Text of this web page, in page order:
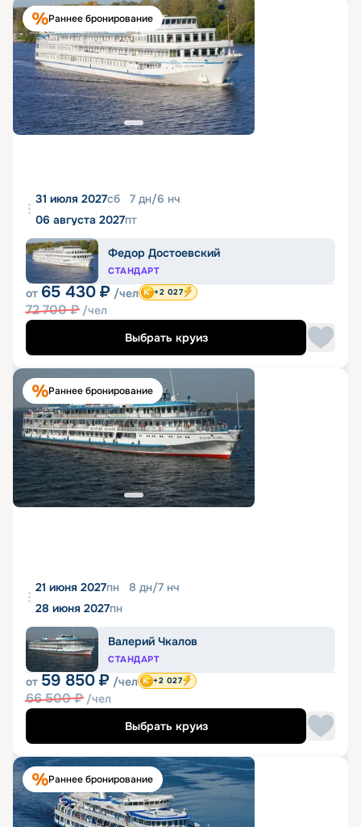
Раннее бронирование
31 июля 2027сб 7 дн/6 нч
06 августа 2027пт
Федор Достоевский
СТАНДАРТ
от 65 430 ₽ /чел
72 700₽ /чел
+2 027
Выбрать круиз
Раннее бронирование
21 июня 2027пн 8 дн/7 нч
28 июня 2027пн
Валерий Чкалов
СТАНДАРТ
от 59 850 ₽ /чел
66 500₽ /чел
+2 027
Выбрать круиз
Раннее бронирование